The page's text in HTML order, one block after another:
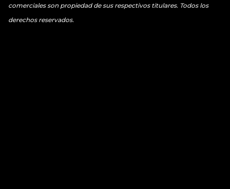
comerciales son propiedad de sus respectivos titulares. Todos los
derechos reservados.